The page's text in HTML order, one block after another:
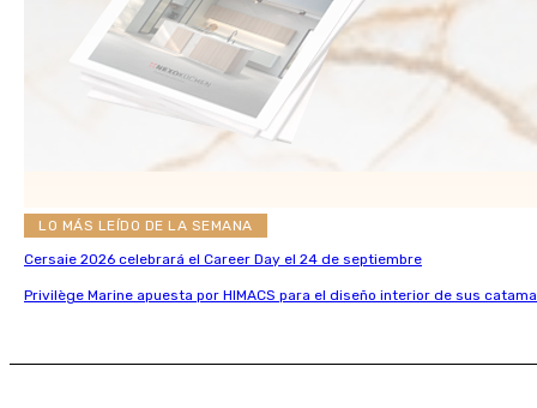
LO MÁS LEÍDO DE LA SEMANA
Cersaie 2026 celebrará el Career Day el 24 de septiembre
Privilège Marine apuesta por HIMACS para el diseño interior de sus